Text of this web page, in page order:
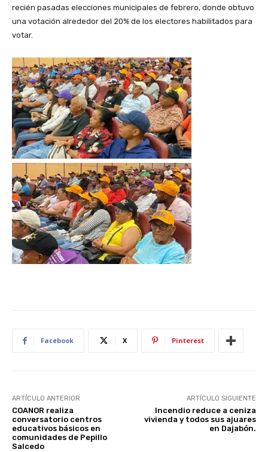
recién pasadas elecciones municipales de febrero, donde obtuvo
una votación alrededor del 20% de los electores habilitados para
votar.
Facebook X Pinterest
ARTÍCULO ANTERIOR
COANOR realiza
conversatorio centros
educativos básicos en
comunidades de Pepillo
Salcedo
ARTÍCULO SIGUIENTE
Incendio reduce a ceniza
vivienda y todos sus ajuares
en Dajabón.